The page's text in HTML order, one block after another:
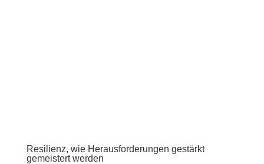
Resilienz, wie Herausforderungen gestärkt
gemeistert werden